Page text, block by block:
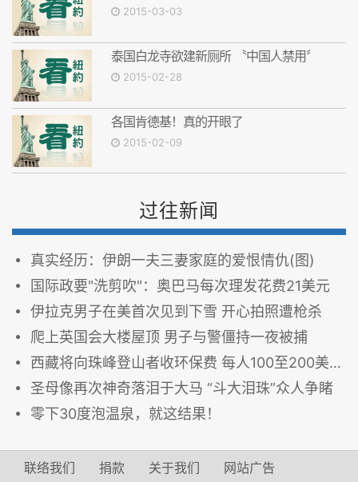
2015-03-03
泰国白龙寺欲建新厕所 〝中国人禁用〞
2015-02-28
各国肯德基！真的开眼了
2015-02-09
过往新闻
真实经历：伊朗一夫三妻家庭的爱恨情仇(图)
国际政要"洗剪吹"：奥巴马每次理发花费21美元
伊拉克男子在美首次见到下雪 开心拍照遭枪杀
爬上英国会大楼屋顶 男子与警僵持一夜被捕
西藏将向珠峰登山者收环保费 每人100至200美元
圣母像再次神奇落泪于大马 “斗大泪珠”众人争睹
零下30度泡温泉，就这结果！
联络我们 捐款 关于我们 网站广告